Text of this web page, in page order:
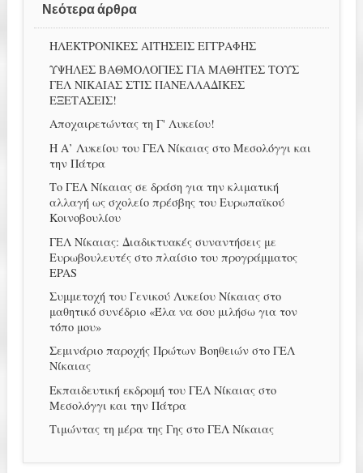
Νεότερα άρθρα
ΗΛΕΚΤΡΟΝΙΚΕΣ ΑΙΤΗΣΕΙΣ ΕΓΓΡΑΦΗΣ
ΥΨΗΛΕΣ ΒΑΘΜΟΛΟΓΙΕΣ ΓΙΑ ΜΑΘΗΤΕΣ ΤΟΥΣ
ΓΕΛ ΝΙΚΑΙΑΣ ΣΤΙΣ ΠΑΝΕΛΛΑΔΙΚΕΣ
ΕΞΕΤΑΣΕΙΣ!
Αποχαιρετώντας τη Γ' Λυκείου!
Η Α’ Λυκείου του ΓΕΛ Νίκαιας στο Μεσολόγγι και
την Πάτρα
Το ΓΕΛ Νίκαιας σε δράση για την κλιματική
αλλαγή ως σχολείο πρέσβης του Ευρωπαϊκού
Κοινοβουλίου
ΓΕΛ Νίκαιας: Διαδικτυακές συναντήσεις με
Ευρωβουλευτές στο πλαίσιο του προγράμματος
EPAS
Συμμετοχή του Γενικού Λυκείου Νίκαιας στο
μαθητικό συνέδριο «Έλα να σου μιλήσω για τον
τόπο μου»
Σεμινάριο παροχής Πρώτων Βοηθειών στο ΓΕΛ
Νίκαιας
Εκπαιδευτική εκδρομή του ΓΕΛ Νίκαιας στο
Μεσολόγγι και την Πάτρα
Τιμώντας τη μέρα της Γης στο ΓΕΛ Νίκαιας